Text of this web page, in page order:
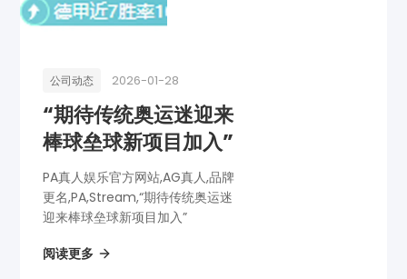
公司动态 2026-01-28
“期待传统奥运迷迎来
棒球垒球新项目加入”
PA真人娱乐官方网站,AG真人,品牌
更名,PA,Stream,“期待传统奥运迷
迎来棒球垒球新项目加入”
阅读更多